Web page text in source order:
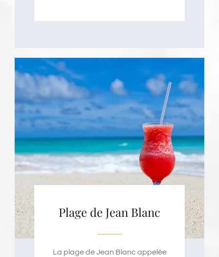
Plage de Jean Blanc
La plage de Jean Blanc appelée